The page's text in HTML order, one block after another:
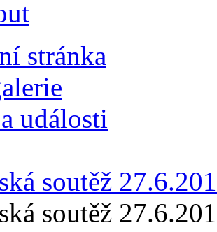
stránka
události
soutěž
soutěž